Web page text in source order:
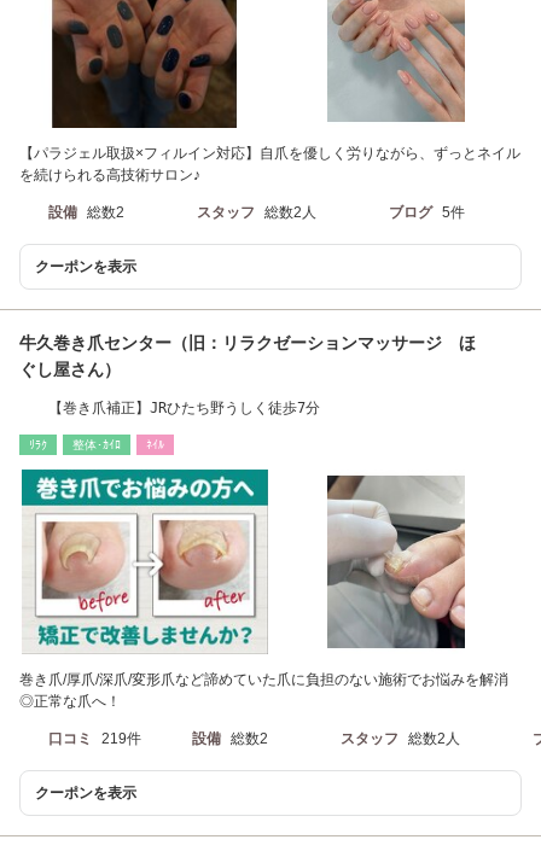
【パラジェル取扱×フィルイン対応】自爪を優しく労りながら、ずっとネイル
を続けられる高技術サロン♪
設備 総数2 スタッフ 総数2人 ブログ 5件
クーポンを表示
牛久巻き爪センター（旧：リラクゼーションマッサージ ほ
ぐし屋さん）
【巻き爪補正】JRひたち野うしく徒歩7分
ﾘﾗｸ 整体･ｶｲﾛ ﾈｲﾙ
巻き爪/厚爪/深爪/変形爪など諦めていた爪に負担のない施術でお悩みを解消
◎正常な爪へ！
口コミ 219件 設備 総数2 スタッフ 総数2人
クーポンを表示